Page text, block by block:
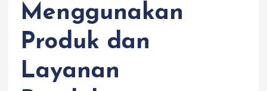
Menggunakan
Produk dan
Layanan